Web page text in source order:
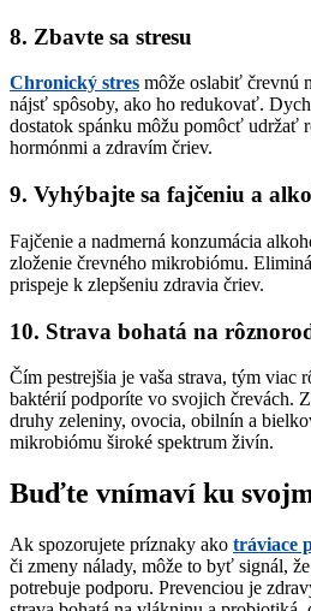
8. Zbavte sa stresu
Chronický stres môže oslabiť črevnú
nájsť spôsoby, ako ho redukovať.
dostatok spánku môžu pomôcť udržať
hormónmi a zdravím čriev.
9. Vyhýbajte sa fajčeniu a
Fajčenie a nadmerná konzumácia
zloženie črevného mikrobiómu.
prispeje k zlepšeniu zdravia čriev.
10. Strava bohatá na
Čím pestrejšia je vaša strava, tým viac
baktérií podporíte vo svojich črevách.
druhy zeleniny, ovocia, obilnín a
mikrobiómu široké spektrum živín.
Buďte vnímaví ku
Ak spozorujete príznaky ako tráviace
či zmeny nálady, môže to byť signál,
potrebuje podporu. Prevenciou je